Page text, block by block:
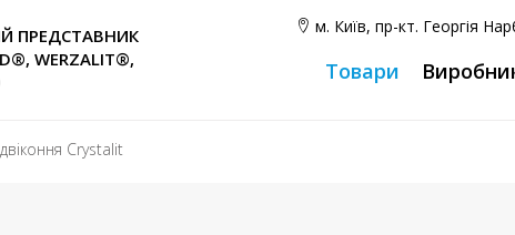
ПРЕДСТАВНИК
WERZALIT®,
м. Київ, пр-кт. Георгія
Товари
Crystalit